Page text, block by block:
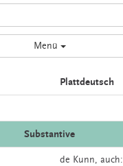
Menü
Plattdeutsch
Substantive
de Kunn, auch: